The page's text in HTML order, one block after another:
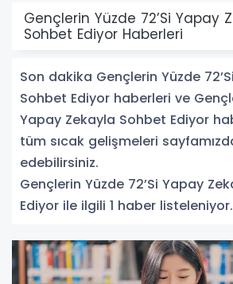
Gençlerin Yüzde 72’Si Yapay
Sohbet Ediyor Haberleri
Son dakika Gençlerin Yüzde
Sohbet Ediyor haberleri ve
Yapay Zekayla Sohbet Ediyor
tüm sıcak gelişmeleri
edebilirsiniz.
Gençlerin Yüzde 72’Si Yapay
Ediyor ile ilgili 1 haber listeleniyor.